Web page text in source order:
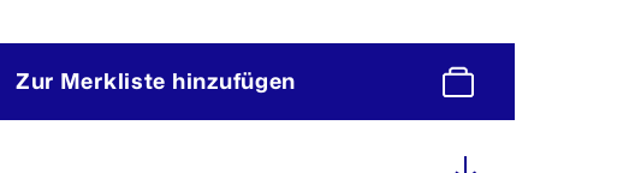
Zur Merkliste hinzufügen